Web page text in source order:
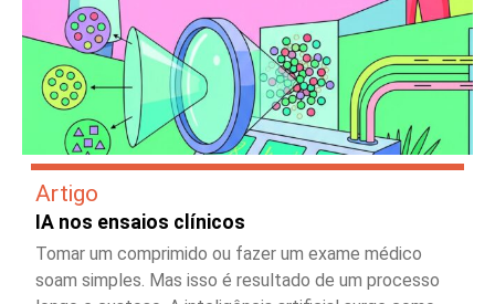
Artigo
IA nos ensaios clínicos
Tomar um comprimido ou fazer um exame médico
soam simples. Mas isso é resultado de um processo